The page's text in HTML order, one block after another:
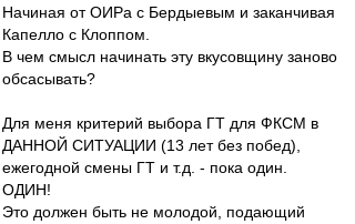
Начиная от ОИРа с Бердыевым и заканчивая
Капелло с Клоппом.
В чем смысл начинать эту вкусовщину заново
обсасывать?
Для меня критерий выбора ГТ для ФКСМ в
ДАННОЙ СИТУАЦИИ (13 лет без побед),
ежегодной смены ГТ и т.д. - пока один.
ОДИН!
Это должен быть не молодой, подающий